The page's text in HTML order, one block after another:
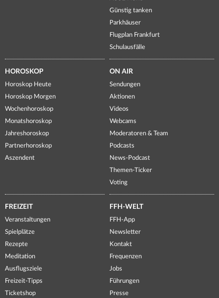
Günstig tanken
Parkhäuser
Flugplan Frankfurt
Schulausfälle
HOROSKOP
Horoskop Heute
Horoskop Morgen
Wochenhoroskop
Monatshoroskop
Jahreshoroskop
Partnerhoroskop
Aszendent
ON AIR
Sendungen
Aktionen
Videos
Webcams
Moderatoren & Team
Podcasts
News-Podcast
Themen-Ticker
Voting
FREIZEIT
Veranstaltungen
Spielplätze
Rezepte
Meditation
Ausflugsziele
Freizeit-Tipps
Ticketshop
FFH-WELT
FFH-App
Newsletter
Kontakt
Frequenzen
Jobs
Führungen
Presse